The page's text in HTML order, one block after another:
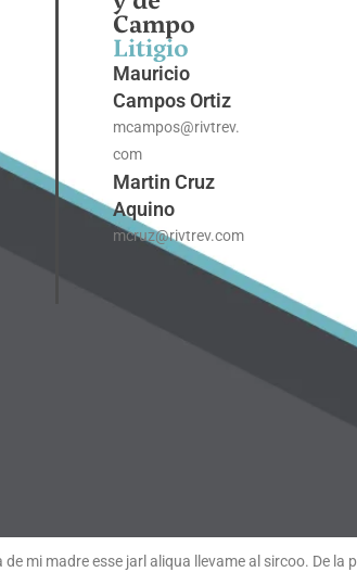
Campo
Litigio
Mauricio
Campos Ortiz
mcampos@rivtrev.
com
Martin Cruz
Aquino
mcruz@rivtrev.com
mi madre esse jarl aliqua llevame al sircoo. De